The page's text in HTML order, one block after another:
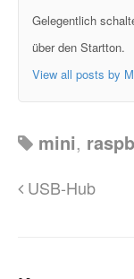
Gelegentlich
über den Startton.
View all posts by
mini,
USB-Hub